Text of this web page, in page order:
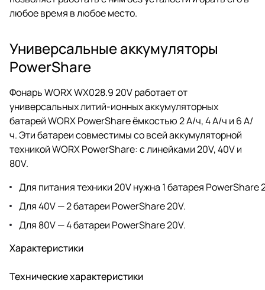
любое время в любое место.
Универсальные аккумуляторы
PowerShare
Фонарь WORX WX028.9 20V работает от
универсальных литий-ионных аккумуляторных
батарей WORX PowerShare ёмкостью 2 А/ч, 4 А/ч и 6 А/
ч. Эти батареи совместимы со всей аккумуляторной
техникой WORX PowerShare: с линейками 20V, 40V и
80V.
Для питания техники 20V нужна 1 батарея PowerShare
Для 40V — 2 батареи PowerShare 20V.
Для 80V — 4 батареи PowerShare 20V.
Характеристики
Технические характеристики